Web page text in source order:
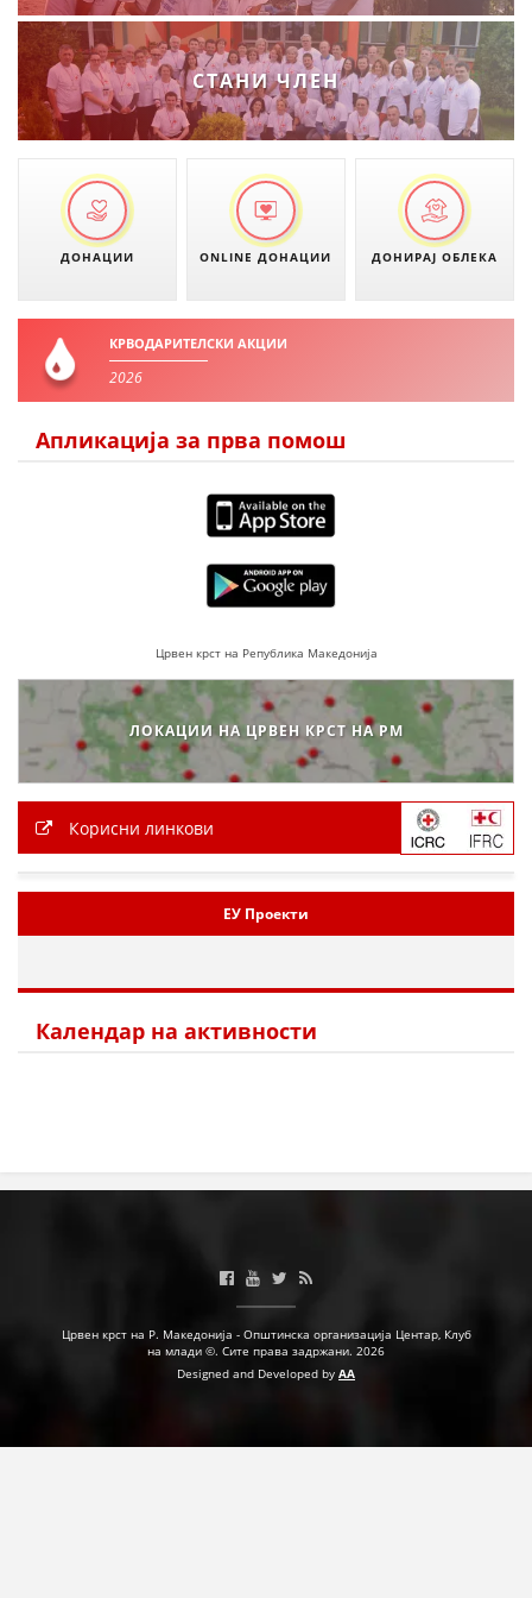
ДЕЈСТВУВАЊЕ
СТРАТЕГИИ
ЕДУКАТИВНО ИНФОРМАТИВНИ МАТЕРИЈАЛИ
СТАНИ ЧЛЕН
ДОНАЦИИ ONLINE ДОНАЦИИ ДОНИРАЈ ОБЛЕКА
КРВОДАРИТЕЛСКИ АКЦИИ
2026
Апликација за прва помош
Црвен крст на Република Македонија
ЛОКАЦИИ НА ЦРВЕН КРСТ НА РМ
Корисни линкови
ЕУ Проекти
Календар на активности
Црвен крст на Р. Македонија - Општинска организација Центар, Клуб
на млади ©. Сите права задржани. 2026
Designed and Developed by AA